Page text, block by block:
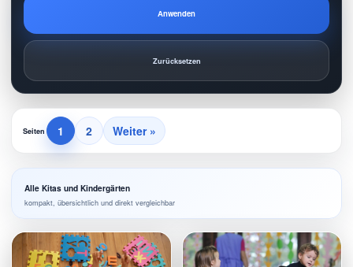
Anwenden
Zurücksetzen
Seiten 1 2 Weiter »
Alle Kitas und Kindergärten
kompakt, übersichtlich und direkt vergleichbar